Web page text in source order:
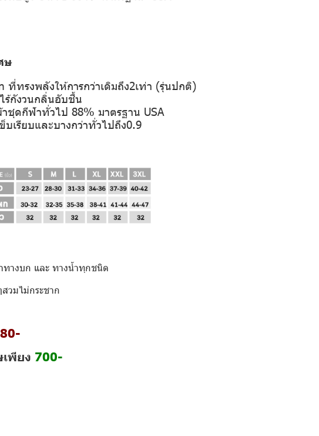
ษ
ที่ทรงพลังให้การกว่าเดิมถึง2เท่า (รุ่นปกติ)
ร้กังวนกลิ่นอับชื้น
ชุดกีฬาทั่วไป 88% มาตรฐาน USA
บเรียบและบางกว่าทั่วไปถึง0.9
ทางบก และ ทางน้ำทุกชนิด
สวมไม่กระชาก
0-
พียง 700-